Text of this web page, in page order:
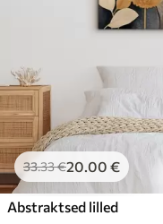
33.33€20.00 €
Abstraktsed lilled